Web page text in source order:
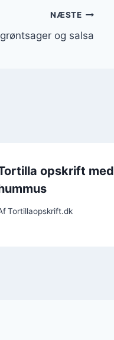
NÆSTE
og salsa
opskrift med
Tortillaopskrift.dk